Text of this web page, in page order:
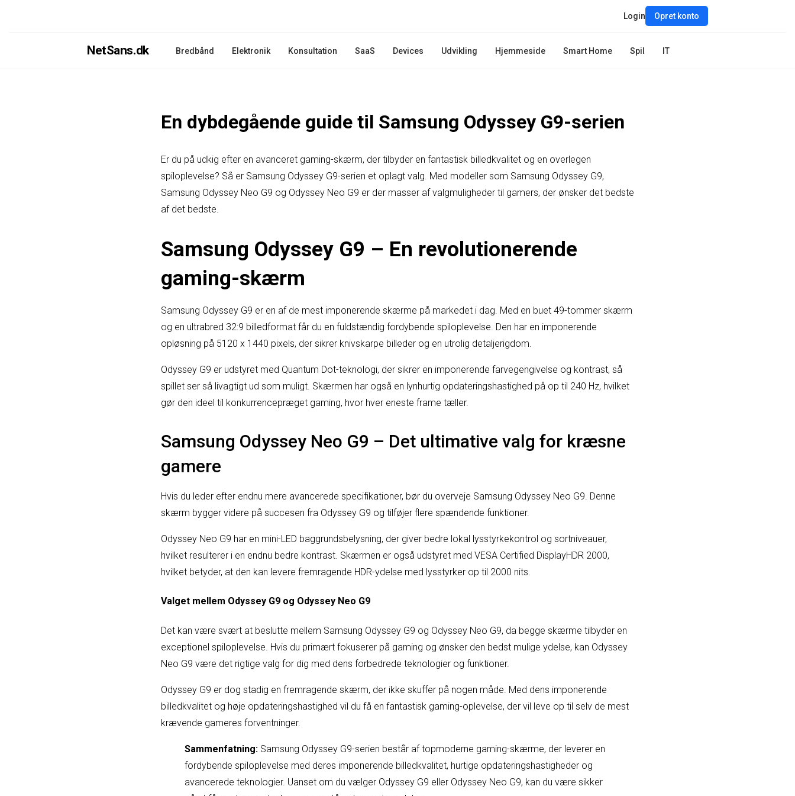
NetSans.dk Bredbånd Elektronik Konsultation SaaS Devices Udvikling Hjemmeside Smart Home Spil IT
Login Opret konto
En dybdegående guide til Samsung Odyssey G9-serien
Er du på udkig efter en avanceret gaming-skærm, der tilbyder en fantastisk billedkvalitet og en overlegen
spiloplevelse? Så er Samsung Odyssey G9-serien et oplagt valg. Med modeller som Samsung Odyssey G9,
Samsung Odyssey Neo G9 og Odyssey Neo G9 er der masser af valgmuligheder til gamers, der ønsker det bedste
af det bedste.
Samsung Odyssey G9 – En revolutionerende
gaming-skærm
Samsung Odyssey G9 er en af de mest imponerende skærme på markedet i dag. Med en buet 49-tommer skærm
og en ultrabred 32:9 billedformat får du en fuldstændig fordybende spiloplevelse. Den har en imponerende
opløsning på 5120 x 1440 pixels, der sikrer knivskarpe billeder og en utrolig detaljerigdom.
Odyssey G9 er udstyret med Quantum Dot-teknologi, der sikrer en imponerende farvegengivelse og kontrast, så
spillet ser så livagtigt ud som muligt. Skærmen har også en lynhurtig opdateringshastighed på op til 240 Hz, hvilket
gør den ideel til konkurrencepræget gaming, hvor hver eneste frame tæller.
Samsung Odyssey Neo G9 – Det ultimative valg for kræsne
gamere
Hvis du leder efter endnu mere avancerede specifikationer, bør du overveje Samsung Odyssey Neo G9. Denne
skærm bygger videre på succesen fra Odyssey G9 og tilføjer flere spændende funktioner.
Odyssey Neo G9 har en mini-LED baggrundsbelysning, der giver bedre lokal lysstyrkekontrol og sortniveauer,
hvilket resulterer i en endnu bedre kontrast. Skærmen er også udstyret med VESA Certified DisplayHDR 2000,
hvilket betyder, at den kan levere fremragende HDR-ydelse med lysstyrker op til 2000 nits.
Valget mellem Odyssey G9 og Odyssey Neo G9
Det kan være svært at beslutte mellem Samsung Odyssey G9 og Odyssey Neo G9, da begge skærme tilbyder en
exceptionel spiloplevelse. Hvis du primært fokuserer på gaming og ønsker den bedst mulige ydelse, kan Odyssey
Neo G9 være det rigtige valg for dig med dens forbedrede teknologier og funktioner.
Odyssey G9 er dog stadig en fremragende skærm, der ikke skuffer på nogen måde. Med dens imponerende
billedkvalitet og høje opdateringshastighed vil du få en fantastisk gaming-oplevelse, der vil leve op til selv de mest
krævende gameres forventninger.
Sammenfatning: Samsung Odyssey G9-serien består af topmoderne gaming-skærme, der leverer en
fordybende spiloplevelse med deres imponerende billedkvalitet, hurtige opdateringshastigheder og
avancerede teknologier. Uanset om du vælger Odyssey G9 eller Odyssey Neo G9, kan du være sikker